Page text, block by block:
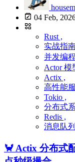
04 Feb,
Rust ,
实战指
并发编
Actor 模
Actix ,
高性能
Tokio ,
分布式
Redis ,
消息队列
🦀 Actix 分布式